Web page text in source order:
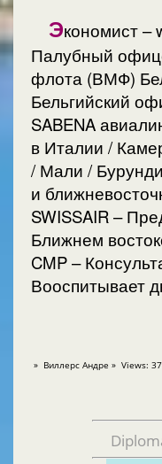
Экономист –
Палубный
флота (ВМФ)
Бельгийский
SABENA
в Италии / Камерун / Малазия /Филипины
/ Мали /
и
SWISSAIR –
Ближнем
CMP –
Вооспитывает